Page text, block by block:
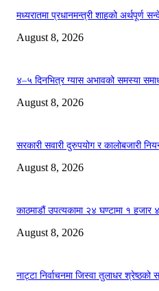
मध्यरातमा प्रधानमन्त्री शाहको अर्थपूर्ण
August 8, 2026
४–५ दिनभित्र ग्यास अभावको समस्या
August 8, 2026
सरकारी सवारी दुरुपयोग र कालोबजारी
August 8, 2026
काठमाडौं उपत्यकामा २४ घण्टामा १ हजार
August 8, 2026
नाट्टा निर्वाचनमा जिस्वा तुलाधर श्रेष्ठको